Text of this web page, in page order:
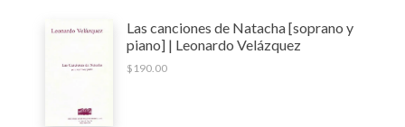
Las canciones de Natacha [soprano y
piano] | Leonardo Velázquez
$ 190.00